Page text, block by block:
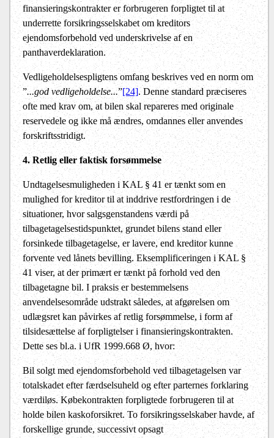
finansieringskontrakter er forbrugeren forpligtet til at
underrette forsikringsselskabet om kreditors
ejendomsforbehold ved underskrivelse af en
panthaverdeklaration.
Vedligeholdelsespligtens omfang beskrives ved en norm om
”...god vedligeholdelse...”[24]. Denne standard præciseres
ofte med krav om, at bilen skal repareres med originale
reservedele og ikke må ændres, omdannes eller anvendes
forskriftsstridigt.
4. Retlig eller faktisk forsømmelse
Undtagelsesmuligheden i KAL § 41 er tænkt som en
mulighed for kreditor til at inddrive restfordringen i de
situationer, hvor salgsgenstandens værdi på
tilbagetagelsestidspunktet, grundet bilens stand eller
forsinkede tilbagetagelse, er lavere, end kreditor kunne
forvente ved lånets bevilling. Eksemplificeringen i KAL §
41 viser, at der primært er tænkt på forhold ved den
tilbagetagne bil. I praksis er bestemmelsens
anvendelsesområde udstrakt således, at afgørelsen om
udlægsret kan påvirkes af retlig forsømmelse, i form af
tilsidesættelse af forpligtelser i finansieringskontrakten.
Dette ses bl.a. i UfR 1999.668 Ø, hvor:
Bil solgt med ejendomsforbehold ved tilbagetagelsen var
totalskadet efter færdselsuheld og efter parternes forklaring
værdiløs. Købekontrakten forpligtede forbrugeren til at
holde bilen kaskoforsikret. To forsikringsselskaber havde, af
forskellige grunde, successivt opsagt